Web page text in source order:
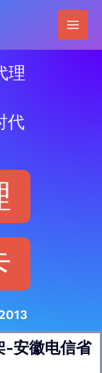
Main
理
代
-安徽电信省